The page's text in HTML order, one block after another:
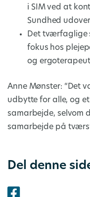
i SIM ved at
Sundhed
Det tværfaglige
fokus hos
og
Anne Mønster: “Det
udbytte for alle, og
samarbejde, selvom
samarbejde på
Del denne